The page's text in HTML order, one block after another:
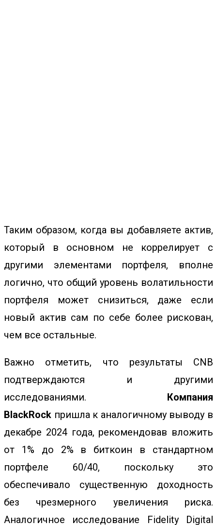
Таким образом, когда вы добавляете актив,
который в основном не коррелирует с
другими элементами портфеля, вполне
логично, что общий уровень волатильности
портфеля может снизиться, даже если
новый актив сам по себе более рискован,
чем все остальные.
Важно отметить, что результаты CNB
подтверждаются и другими
исследованиями. Компания
BlackRock пришла к аналогичному выводу в
декабре 2024 года, рекомендовав вложить
от 1% до 2% в биткоин в стандартном
портфеле 60/40, поскольку это
обеспечивало существенную доходность
без чрезмерного увеличения риска.
Аналогичное исследование Fidelity Digital